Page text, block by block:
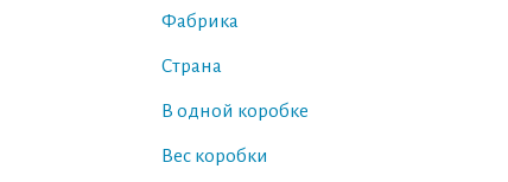
Фабрика
Страна
В одной коробке
Вес коробки